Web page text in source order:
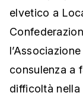
elvetico a
consulenza a
difficoltà